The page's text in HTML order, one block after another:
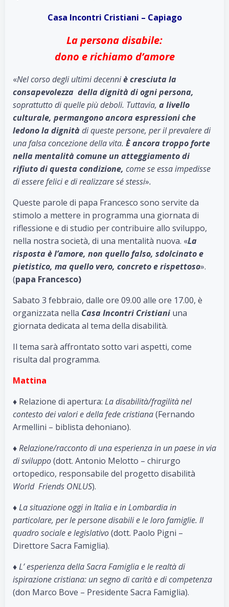
Casa Incontri Cristiani – Capiago
La persona disabile:
dono e richiamo d’amore
«Nel corso degli ultimi decenniè cresciuta la
consapevolezza della dignità di ogni persona,
soprattutto di quelle più deboli. Tuttavia, a livello
culturale, permangono ancora espressioni che
ledono la dignitàdi queste persone, per il prevalere di
una falsa concezione della vita. È ancora troppo forte
nella mentalità comune un atteggiamento di
rifiuto di questa condizione, come se essa impedisse
di essere felici e di realizzare sé stessi».
Queste parole di papa Francesco sono servite da
stimolo a mettere in programma una giornata di
riflessione e di studio per contribuire allo sviluppo,
nella nostra società, di una mentalità nuova. «La
risposta è l’amore, non quello falso, sdolcinato e
pietistico, ma quello vero, concreto e rispettoso».
(papa Francesco)
Sabato 3 febbraio, dalle ore 09.00 alle ore 17.00, è
organizzata nella Casa Incontri Cristiani una
giornata dedicata al tema della disabilità.
Il tema sarà affrontato sotto vari aspetti, come
risulta dal programma.
Mattina
♦ Relazione di apertura: La disabilità/fragilità nel
contesto dei valori e della fede cristiana(Fernando
Armellini – biblista dehoniano).
♦Relazione/racconto di una esperienza in un paese in via
di sviluppo(dott. Antonio Melotto – chirurgo
ortopedico, responsabile del progetto disabilità
World Friends ONLUS).
♦La situazione oggi in Italia e in Lombardia in
particolare, per le persone disabili e le loro famiglie. Il
quadro sociale e legislativo(dott. Paolo Pigni –
Direttore Sacra Famiglia).
♦L’ esperienza della Sacra Famiglia e le realtà di
ispirazione cristiana: un segno di carità e di competenza
(don Marco Bove – Presidente Sacra Famiglia).